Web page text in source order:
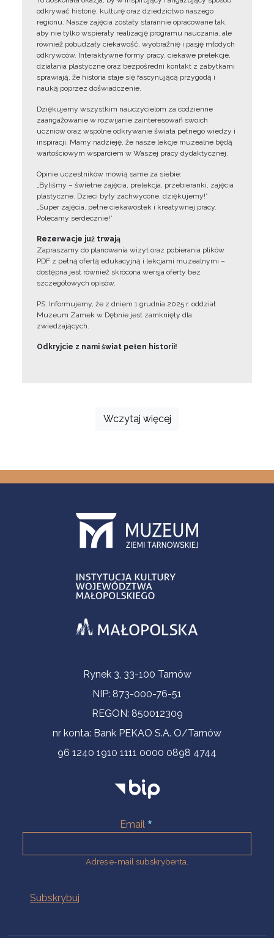
odkrywać historię, kulturę oraz dziedzictwo naszego
regionu. Nasze zajęcia zostały starannie opracowane tak,
aby nie tylko wspierały realizację programu nauczania, ale
również pobudzały ciekawość, wyobraźnię i pasję młodych
odkrywców. Interaktywne formy pracy, ciekawe prelekcje,
działania plastyczne oraz bezpośredni kontakt z zabytkami
sprawiają, że historia staje się fascynującą przygodą i
nauką poprzez doświadczenie.
Dziękujemy wszystkim nauczycielom za codzienne
zaangażowanie w rozwijanie zainteresowań swoich
uczniów oraz wspólne odkrywanie świata pełnego wiedzy i
inspiracji. Mamy nadzieję, że nasze lekcje muzealne będą
wartościowym wsparciem w Waszej pracy dydaktycznej.
Opinie uczestników mówią same za siebie:
„Byliśmy – świetne zajęcia, prelekcja, przebieranki, zajęcia
plastyczne. Dzieci były zachwycone, dziękujemy!”
„Super zajęcia, pełne ciekawostek i kreatywnej pracy.
Polecamy serdecznie!”
Rezerwacje już trwają
Zapraszamy do planowania wizyt oraz pobierania plików
PDF z pełną ofertą edukacyjną i lekcjami muzealnymi –
dostępna jest również skrócona wersja oferty bez
szczegółowych opisów.
PS. Informujemy, że z dniem 1 grudnia 2025 r. oddział
Muzeum Zamek w Dębnie jest zamknięty dla
zwiedzających.
Odkryjcie z nami świat pełen historii!
Wczytaj więcej
Informacje kontaktoweRynek 3, 33-100 Tarnów
NIP: 873-000-76-51
REGON: 850012309
nr konta: Bank PEKAO S.A. O/Tarnów
96 1240 1910 1111 0000 0898 4744
Email
Adres e-mail subskrybenta.